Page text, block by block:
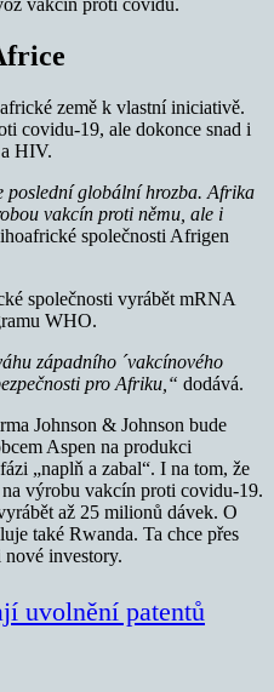
vakcín proti covidu.
země k vlastní iniciativě.
covidu-19, ale dokonce snad i
HIV.
poslední globální hrozba. Afrika
vakcín proti němu, ale i
společnosti Afrigen
společnosti vyrábět mRNA
WHO.
západního ´vakcínového
pro Afriku,“ dodává.
Johnson & Johnson bude
Aspen na produkci
„naplň a zabal“. I na tom, že
výrobu vakcín proti covidu-19.
až 25 milionů dávek. O
také Rwanda. Ta chce přes
investory.
uvolnění patentů